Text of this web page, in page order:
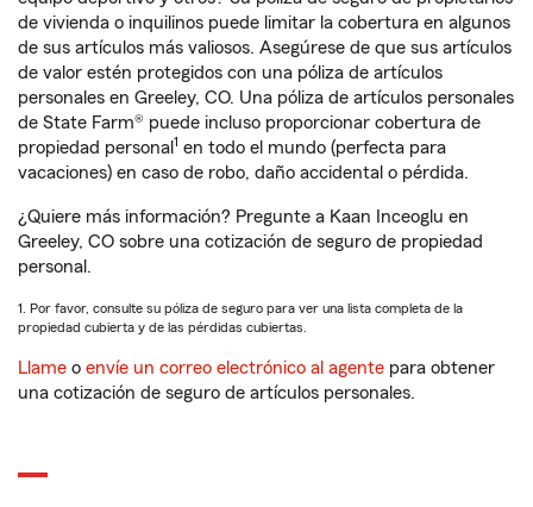
de vivienda o inquilinos puede limitar la cobertura en algunos
de sus artículos más valiosos. Asegúrese de que sus artículos
de valor estén protegidos con una póliza de artículos
personales en Greeley, CO. Una póliza de artículos personales
de State Farm® puede incluso proporcionar cobertura de
propiedad personal 1 en todo el mundo (perfecta para
vacaciones) en caso de robo, daño accidental o pérdida.
¿Quiere más información? Pregunte a Kaan Inceoglu en
Greeley, CO sobre una cotización de seguro de propiedad
personal.
1. Por favor, consulte su póliza de seguro para ver una lista completa de la
propiedad cubierta y de las pérdidas cubiertas.
Llame o envíe un correo electrónico al agente para obtener
una cotización de seguro de artículos personales.